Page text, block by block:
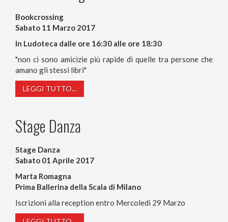
Bookcrossing
Sabato 11 Marzo 2017
In Ludoteca dalle ore 16:30 alle ore 18:30
"non ci sono amicizie più rapide di quelle tra persone che
amano gli stessi libri"
LEGGI TUTTO...
Stage Danza
Stage Danza
Sabato 01 Aprile 2017
Marta Romagna
Prima Ballerina della Scala di Milano
Iscrizioni alla reception entro Mercoledi 29 Marzo